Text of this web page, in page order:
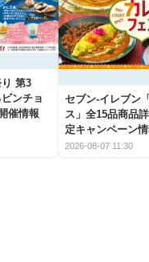
第3
ンチョ
催情報
セブン‐イレブン
ス」全15品商品
定キャンペーン
2026-08-07 11:30